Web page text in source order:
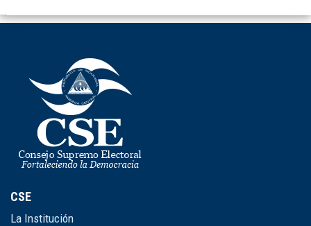
CSE
La Institución